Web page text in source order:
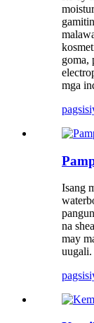
goma,
mga
Isang
na
may
uugali.